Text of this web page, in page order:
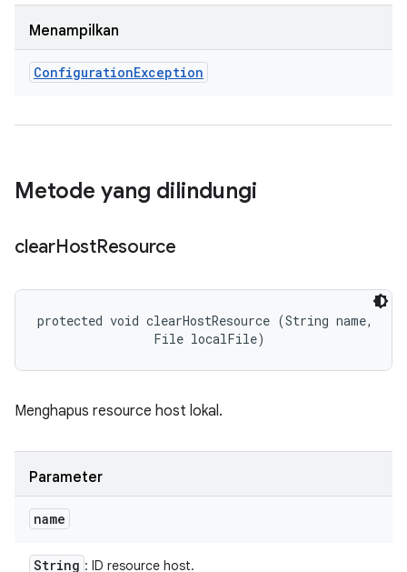
Menampilkan
ConfigurationException
Metode yang dilindungi
clearHostResource
protected void clearHostResource (String name,
                File localFile)
Menghapus resource host lokal.
Parameter
name
String : ID resource host.